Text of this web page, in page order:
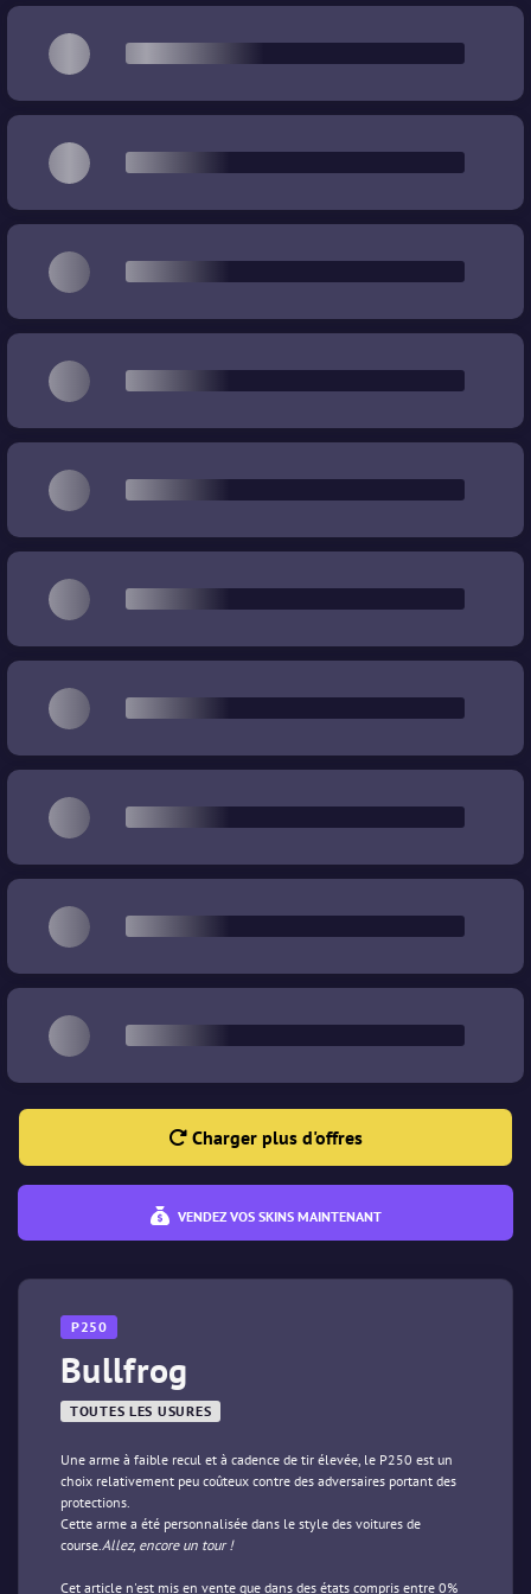
VENDEZ VOS SKINS MAINTENANT
Wear (Usure)
€ €
Charger plus d'offres
P250
Bullfrog
TOUTES LES USURES
Une arme à faible recul et à cadence de tir élevée, le P250 est un
choix relativement peu coûteux contre des adversaires portant des
protections.
Cette arme a été personnalisée dans le style des voitures de
course.Allez, encore un tour !
Cet article n'est mis en vente que dans des états compris entre 0%